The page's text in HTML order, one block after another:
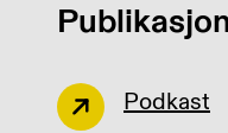
Podkast